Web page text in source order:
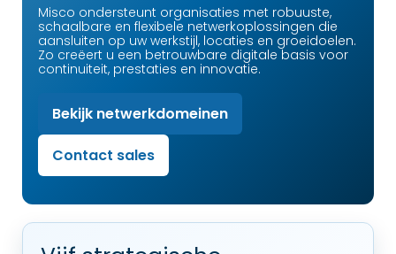
Misco ondersteunt organisaties met robuuste,
schaalbare en flexibele netwerkoplossingen die
aansluiten op uw werkstijl, locaties en groeidoelen.
Zo creëert u een betrouwbare digitale basis voor
continuiteit, prestaties en innovatie.
Bekijk netwerkdomeinen
Contact sales